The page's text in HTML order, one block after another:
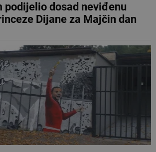
podijelio dosad neviđenu
Dijane za Majčin dan